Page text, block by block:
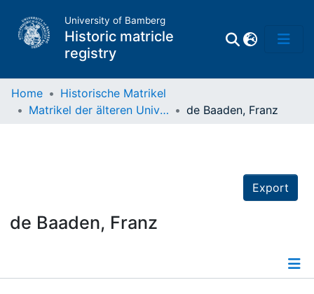
University of Bamberg
Historic matricle
registry
Home
Historische Matrikel
Matrikel der älteren Universität
de Baaden, Franz
Export
de Baaden, Franz